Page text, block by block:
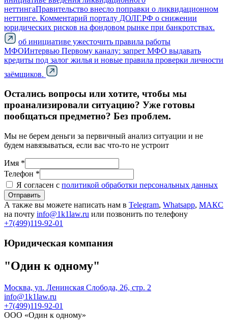
неттингаПравительство внесло поправки о ликвидационном
неттинге. Комментарий порталу ДОЛГ.РФ о снижении
юридических рисков на фондовом рынке при банкротствах.
об инициативе ужесточить правила работы
МФОИнтервью Первому каналу: запрет МФО выдавать
кредиты под залог жилья и новые правила проверки личности
заёмщиков.
Остались вопросы или хотите, чтобы мы
проанализировали ситуацию? Уже готовы
пообщаться предметно? Без проблем.
Мы не берем деньги за первичный анализ ситуации и не
будем навязываться, если вас что-то не устроит
Имя *
Телефон *
Я согласен с политикой обработки персональных данных
Отправить
А также вы можете написать нам в Telegram, Whatsapp, МАКС
на почту info@1k1law.ru или позвонить по телефону
+7(499)119-92-01
Юридическая компания
"Один к одному"
Москва, ул. Ленинская Слобода, 26, стр. 2
info@1k1law.ru
+7(499)119-92-01
ООО «Один к одному»